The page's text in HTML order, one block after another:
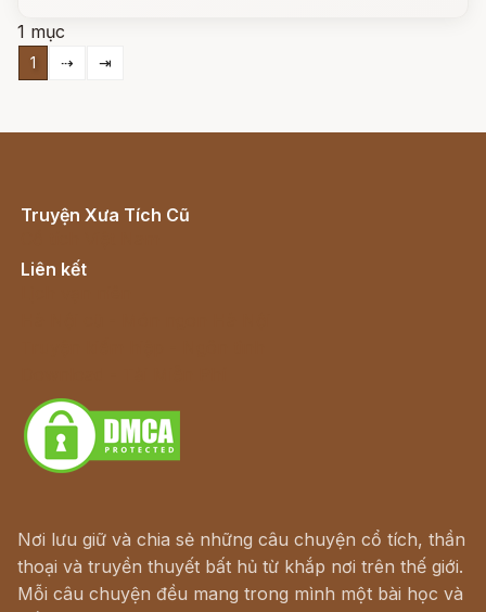
những gì đã mất và trừng phạt kẻ xấu.
1 mục
1 ⇢ ⇥
Truyện Xưa Tích Cũ
Liên kết
Nơi lưu giữ và chia sẻ những câu chuyện cổ tích, thần
thoại và truyền thuyết bất hủ từ khắp nơi trên thế giới.
Mỗi câu chuyện đều mang trong mình một bài học và